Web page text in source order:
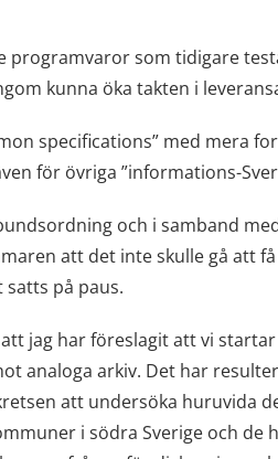
som tidigare
kunna öka takten i
specifications” med mera
för övriga ”informations-
och i samband
att det inte skulle gå att
på paus.
jag har föreslagit att vi
analoga arkiv. Det har
att undersöka huruvida
i södra Sverige och de